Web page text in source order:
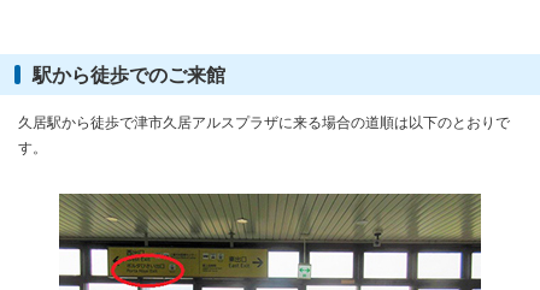
駅から徒歩でのご来館
久居駅から徒歩で津市久居アルスプラザに来る場合の道順は以下のとおりで
す。